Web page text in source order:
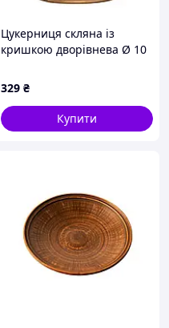
Цукерниця скляна із
кришкою дворівнева Ø 10
коричнева HP-YH-81
329 ₴
Купити